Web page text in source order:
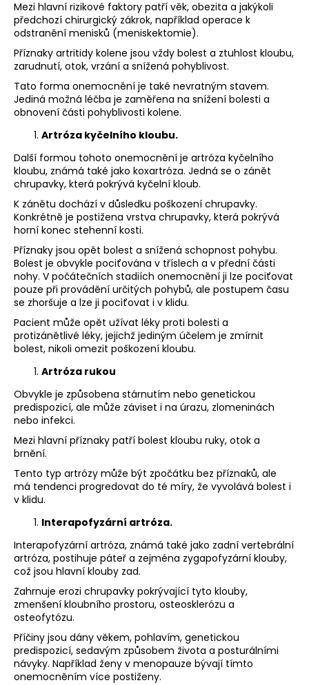
Mezi hlavní rizikové faktory patří věk, obezita a jakýkoli
předchozí chirurgický zákrok, například operace k
odstranění menisků (meniskektomie).
Příznaky artritidy kolene jsou vždy bolest a ztuhlost kloubu,
zarudnutí, otok, vrzání a snížená pohyblivost.
Tato forma onemocnění je také nevratným stavem.
Jediná možná léčba je zaměřena na snížení bolesti a
obnovení části pohyblivosti kolene.
Artróza kyčelního kloubu.
Další formou tohoto onemocnění je artróza kyčelního
kloubu, známá také jako koxartróza. Jedná se o zánět
chrupavky, která pokrývá kyčelní kloub.
K zánětu dochází v důsledku poškození chrupavky.
Konkrétně je postižena vrstva chrupavky, která pokrývá
horní konec stehenní kosti.
Příznaky jsou opět bolest a snížená schopnost pohybu.
Bolest je obvykle pociťována v tříslech a v přední části
nohy. V počátečních stadiích onemocnění ji lze pociťovat
pouze při provádění určitých pohybů, ale postupem času
se zhoršuje a lze ji pociťovat i v klidu.
Pacient může opět užívat léky proti bolesti a
protizánětlivé léky, jejichž jediným účelem je zmírnit
bolest, nikoli omezit poškození kloubu.
Artróza rukou
Obvykle je způsobena stárnutím nebo genetickou
predispozicí, ale může záviset i na úrazu, zlomeninách
nebo infekci.
Mezi hlavní příznaky patří bolest kloubu ruky, otok a
brnění.
Tento typ artrózy může být zpočátku bez příznaků, ale
má tendenci progredovat do té míry, že vyvolává bolest i
v klidu.
Interapofyzární artróza.
Interapofyzární artróza, známá také jako zadní vertebrální
artróza, postihuje páteř a zejména zygapofyzární klouby,
což jsou hlavní klouby zad.
Zahrnuje erozi chrupavky pokrývající tyto klouby,
zmenšení kloubního prostoru, osteosklerózu a
osteofytózu.
Příčiny jsou dány věkem, pohlavím, genetickou
predispozicí, sedavým způsobem života a posturálními
návyky. Například ženy v menopauze bývají tímto
onemocněním více postiženy.